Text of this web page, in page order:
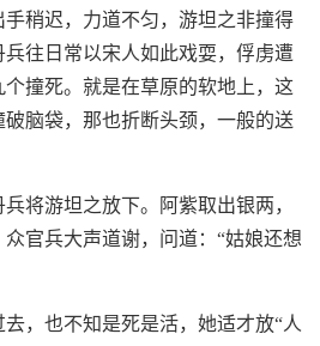
稍迟，力道不匀，游坦之非撞得
往日常以宋人如此戏耍，俘虏遭
撞死。就是在草原的软地上，这
脑袋，那也折断头颈，一般的送
将游坦之放下。阿紫取出银两，
官兵大声道谢，问道：“姑娘还想
，也不知是死是活，她适才放“人